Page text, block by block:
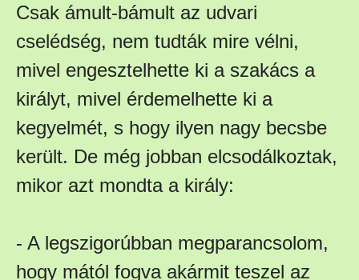
Csak ámult-bámult az udvari
cselédség, nem tudták mire vélni,
mivel engesztelhette ki a szakács a
királyt, mivel érdemelhette ki a
kegyelmét, s hogy ilyen nagy becsbe
került. De még jobban elcsodálkoztak,
mikor azt mondta a király:
- A legszigorúbban megparancsolom,
hogy mától fogva akármit teszel az